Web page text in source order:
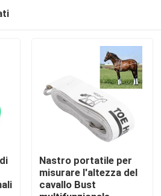
Nastro portatile per
misurare l'altezza del
cavallo Bust